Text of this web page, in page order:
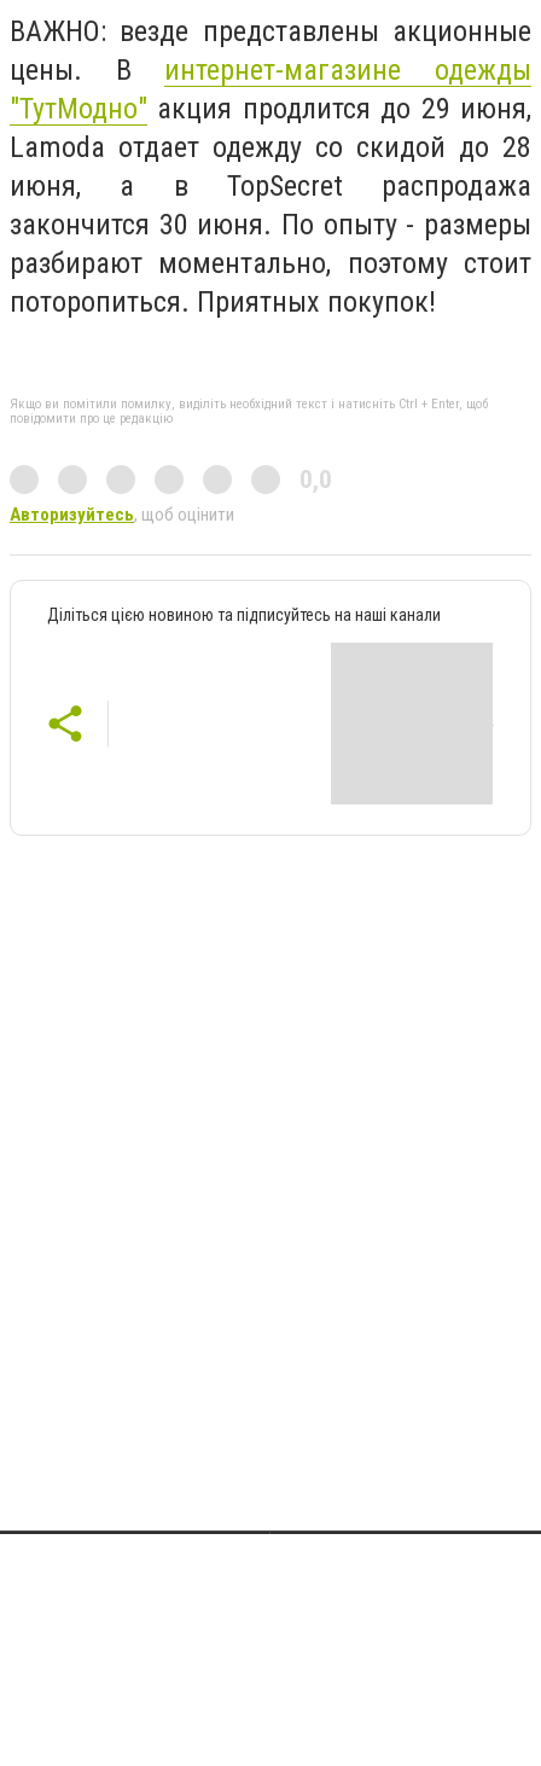
ВАЖНО: везде представлены акционные
цены. В интернет-магазине одежды
"ТутМодно" акция продлится до 29 июня,
Lamoda отдает одежду со скидой до 28
июня, а в TopSecret распродажа
закончится 30 июня. По опыту - размеры
разбирают моментально, поэтому стоит
поторопиться. Приятных покупок!
Якщо ви помітили помилку, виділіть необхідний текст і натисніть Ctrl + Enter, щоб
повідомити про це редакцію
0,0
Авторизуйтесь, щоб оцінити
Діліться цією новиною та підписуйтесь на наші канали